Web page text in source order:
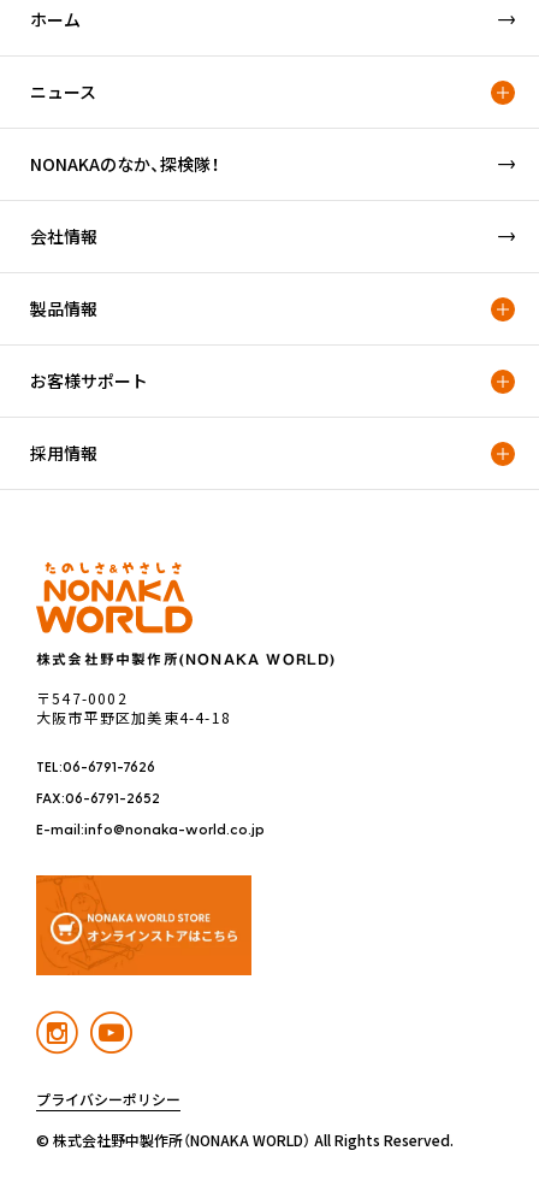
ホーム
ニュース
NONAKAのなか、探検隊！
会社情報
製品情報
お客様サポート
採用情報
株式会社野中製作所(NONAKA WORLD)
〒547-0002
大阪市平野区加美東4-4-18
TEL:06-6791-7626
FAX:06-6791-2652
E-mail:info@nonaka-world.co.jp
プライバシーポリシー
© 株式会社野中製作所（NONAKA WORLD） All Rights Reserved.